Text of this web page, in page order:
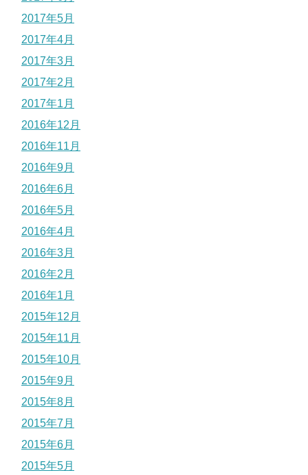
2017年5月
2017年4月
2017年3月
2017年2月
2017年1月
2016年12月
2016年11月
2016年9月
2016年6月
2016年5月
2016年4月
2016年3月
2016年2月
2016年1月
2015年12月
2015年11月
2015年10月
2015年9月
2015年8月
2015年7月
2015年6月
2015年5月